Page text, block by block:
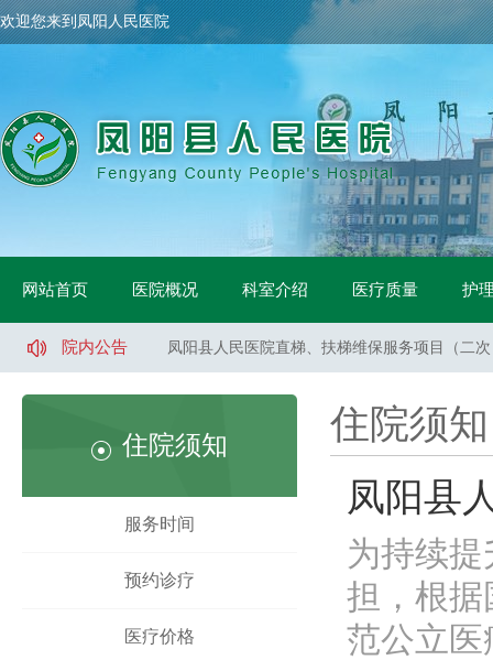
欢迎您来到凤阳人民医院
网站首页 医院概况 科室介绍 医疗质量 护
院内公告
凤阳县人民医院骨科手术床采购项目中标公示
凤阳县人民医院医用液氧采购项目（二次）招
凤阳县人民医院直梯、扶梯维保服务项目（二
凤阳县人民医院直梯、扶梯维保服务项目（一
凤阳县人民医院医用液氧采购项目流标公告
凤阳县人民医院索诺声便携超声维修采购询价公
凤阳县武店镇中心卫生院口腔CT采购项目招标
凤阳县人民医院体医融合设备一批采购项目 中
凤阳县人民医院骨科手术床采购项目中标公示
凤阳县人民医院鼻镜询价采购文件
住院须知
服务时间
预约诊疗
医疗价格
住院须知
凤阳县
为持续
担，根据
范公立医